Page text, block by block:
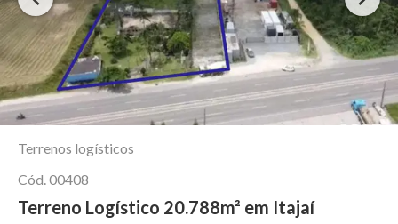
Terrenos logísticos
Cód.00408
Terreno Logístico 20.788m² em Itajaí